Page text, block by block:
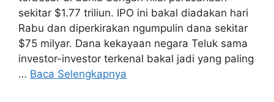
sekitar $1.77 triliun. IPO ini bakal diadakan hari
Rabu dan diperkirakan ngumpulin dana sekitar
$75 milyar. Dana kekayaan negara Teluk sama
investor-investor terkenal bakal jadi yang paling
… Baca Selengkapnya